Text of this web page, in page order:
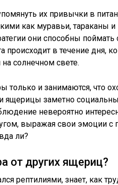
их привычки в
как муравьи, тараканы
они способны
происходит в течение дня,
солнечном свете.
только и занимаются, что
ящерицы заметно
невероятно
выражая свои эмоции
ли?
от других ящериц?
рептилиями, знает, как